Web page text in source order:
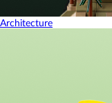
Architecture